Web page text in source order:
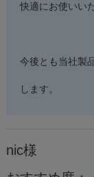
快適にお使いい
今後とも当社製
します。
nic様